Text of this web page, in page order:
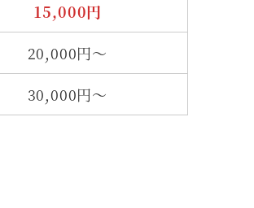
15,000円
20,000円～
30,000円～